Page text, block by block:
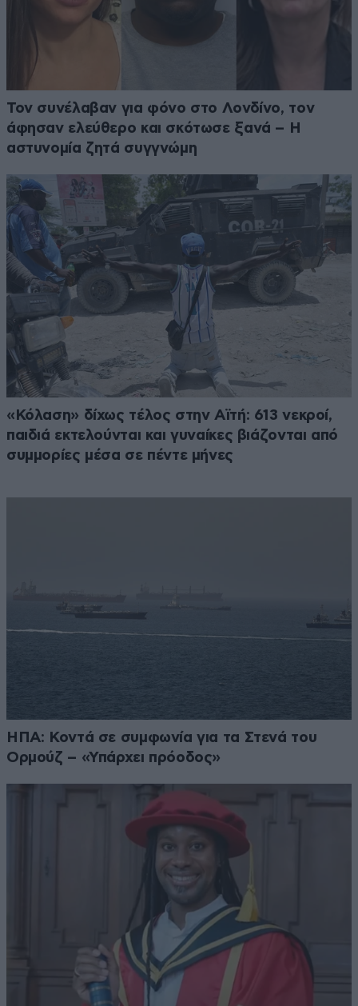
Τον συνέλαβαν για φόνο στο Λονδίνο, τον
άφησαν ελεύθερο και σκότωσε ξανά – Η
αστυνομία ζητά συγγνώμη
«Κόλαση» δίχως τέλος στην Αϊτή: 613 νεκροί,
παιδιά εκτελούνται και γυναίκες βιάζονται από
συμμορίες μέσα σε πέντε μήνες
ΗΠΑ: Κοντά σε συμφωνία για τα Στενά του
Ορμούζ – «Υπάρχει πρόοδος»